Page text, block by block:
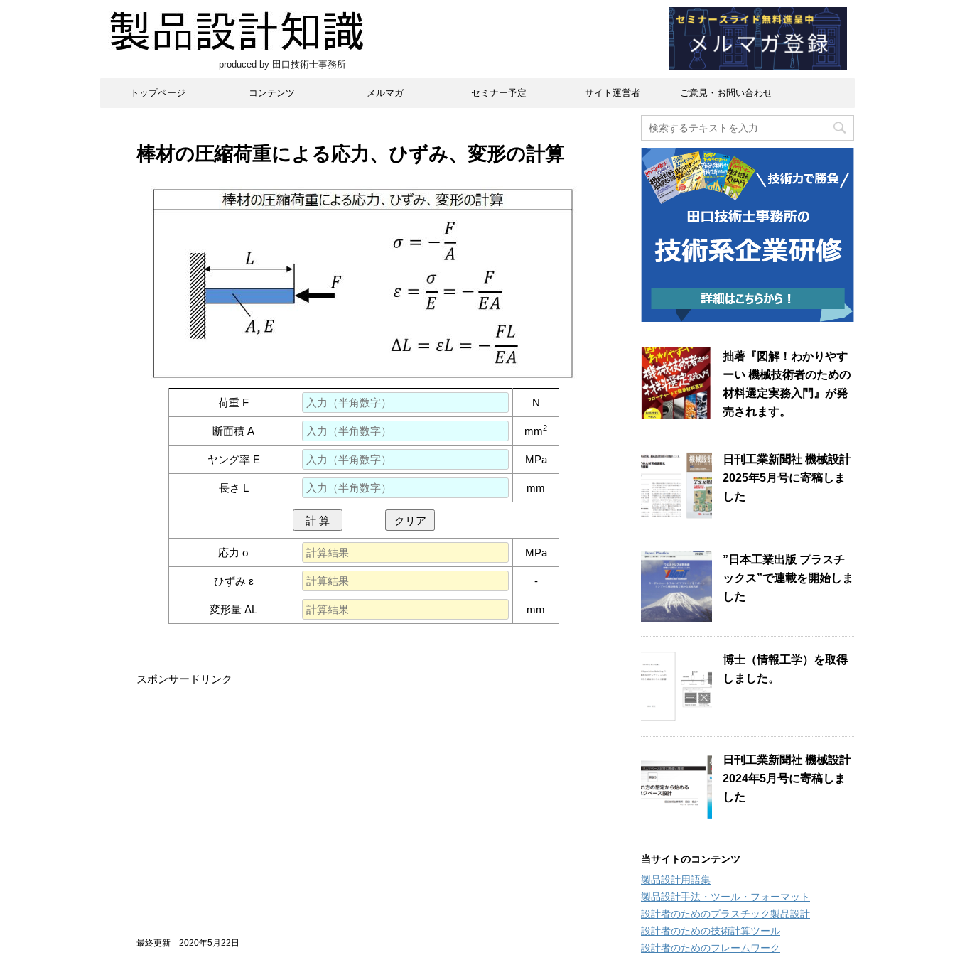
produced by 田口技術士事務所
トップページ コンテンツ メルマガ セミナー予定 サイト運営者 ご意見・お問い合わせ
棒材の圧縮荷重による応力、ひずみ、変形の計算
荷重 F N
断面積 A mm2
ヤング率 E MPa
長さ L mm
計 算 クリア
応力 σ MPa
ひずみ ε -
変形量 ΔL mm
スポンサードリンク
最終更新 2020年5月22日
拙著『図解！わかりやす
ーい 機械技術者のための
材料選定実務入門』が発
売されます。
日刊工業新聞社 機械設計
2025年5月号に寄稿しま
した
”日本工業出版 プラスチ
ックス”で連載を開始しま
した
博士（情報工学）を取得
しました。
日刊工業新聞社 機械設計
2024年5月号に寄稿しま
した
当サイトのコンテンツ
製品設計用語集
製品設計手法・ツール・フォーマット
設計者のためのプラスチック製品設計
設計者のための技術計算ツール
設計者のためのフレームワーク